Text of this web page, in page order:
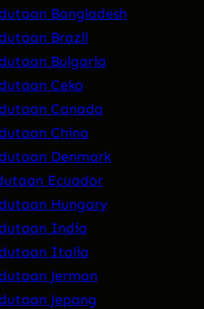
Bangladesh
Brazil
Bulgaria
Ceko
Canada
China
Denmark
Ecuador
Hungary
India
Italia
Jerman
Jepang